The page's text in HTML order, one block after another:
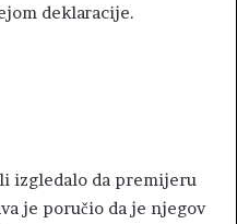
deklaracije.
izgledalo da premijeru
je poručio da je njegov